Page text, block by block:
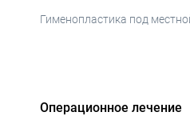
Гименопластика под
Операционное лечение